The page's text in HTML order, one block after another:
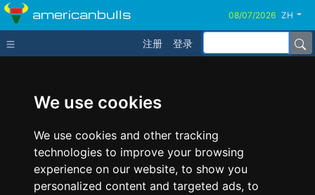
We use cookies
We use cookies and other tracking
technologies to improve your browsing
experience on our website, to show you
personalized content and targeted ads, to
americanbulls ZH
注册 登录